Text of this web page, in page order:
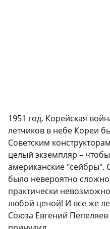
1951 год. Корейская
летчиков в небе Кореи
Советским
целый экземпляр –
американские "сейбры".
было невероятно
практически
любой ценой! И все же
Союза Евгений Пепеляев